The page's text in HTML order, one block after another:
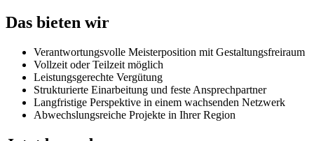
Das bieten wir
Verantwortungsvolle Meisterposition mit Gestaltungsfreiraum
Vollzeit oder Teilzeit möglich
Leistungsgerechte Vergütung
Strukturierte Einarbeitung und feste Ansprechpartner
Langfristige Perspektive in einem wachsenden Netzwerk
Abwechslungsreiche Projekte in Ihrer Region